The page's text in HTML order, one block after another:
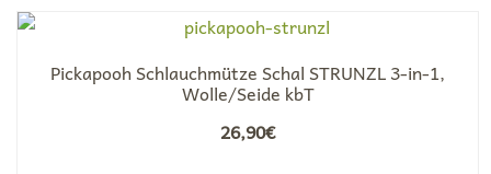
Pickapooh Schlauchmütze Schal STRUNZL 3-in-1,
Wolle/Seide kbT
26,90€